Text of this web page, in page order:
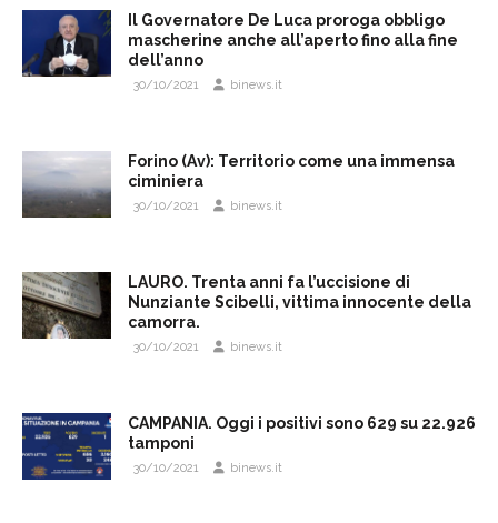
Il Governatore De Luca proroga obbligo
mascherine anche all’aperto fino alla fine
dell’anno
30/10/2021 binews.it
Forino (Av): Territorio come una immensa
ciminiera
30/10/2021 binews.it
LAURO. Trenta anni fa l’uccisione di
Nunziante Scibelli, vittima innocente della
camorra.
30/10/2021 binews.it
CAMPANIA. Oggi i positivi sono 629 su 22.926
tamponi
30/10/2021 binews.it